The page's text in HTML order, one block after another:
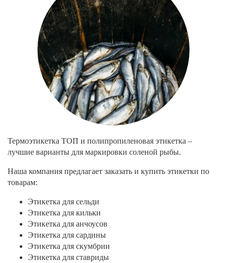
Термоэтикетка ТОП и полипропиленовая этикетка –
лучшие варианты для маркировки соленой рыбы.
Наша компания предлагает заказать и купить этикетки по
товарам:
Этикетка для сельди
Этикетка для кильки
Этикетка для анчоусов
Этикетка для сардины
Этикетка для скумбрии
Этикетка для ставриды